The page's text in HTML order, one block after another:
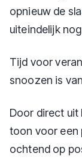
opnieuw de
uiteindelijk
Tijd voor
snoozen is
Door direct uit
toon voor een
ochtend op